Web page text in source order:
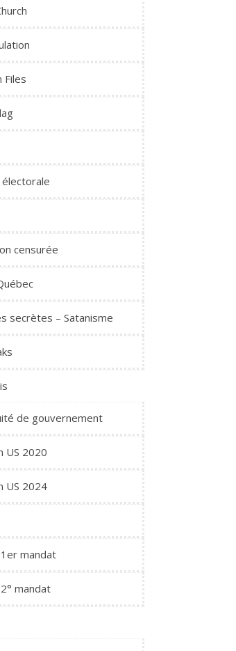
Files
électorale
censurée
secrètes – Satanisme
de gouvernement
US 2020
US 2024
mandat
mandat